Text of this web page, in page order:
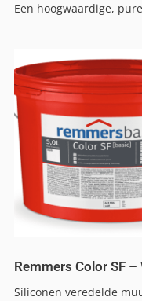
Een hoogwaardige,
Remmers Color SF –
Siliconen veredelde